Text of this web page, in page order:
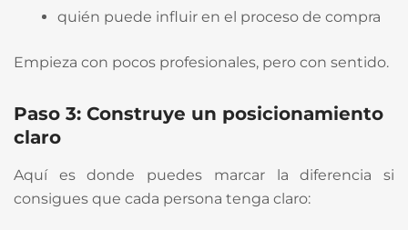
quién puede influir en el proceso de compra
Empieza con pocos profesionales, pero con sentido.
Paso 3: Construye un posicionamiento
claro
Aquí es donde puedes marcar la diferencia si
consigues que cada persona tenga claro: